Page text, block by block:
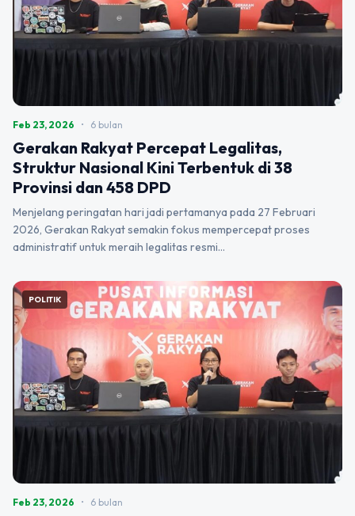
Feb 23, 2026 • 6 bulan
Gerakan Rakyat Percepat Legalitas,
Struktur Nasional Kini Terbentuk di 38
Provinsi dan 458 DPD
Menjelang peringatan hari jadi pertamanya pada 27 Februari
2026, Gerakan Rakyat semakin fokus mempercepat proses
administratif untuk meraih legalitas resmi…
POLITIK
Feb 23, 2026 • 6 bulan